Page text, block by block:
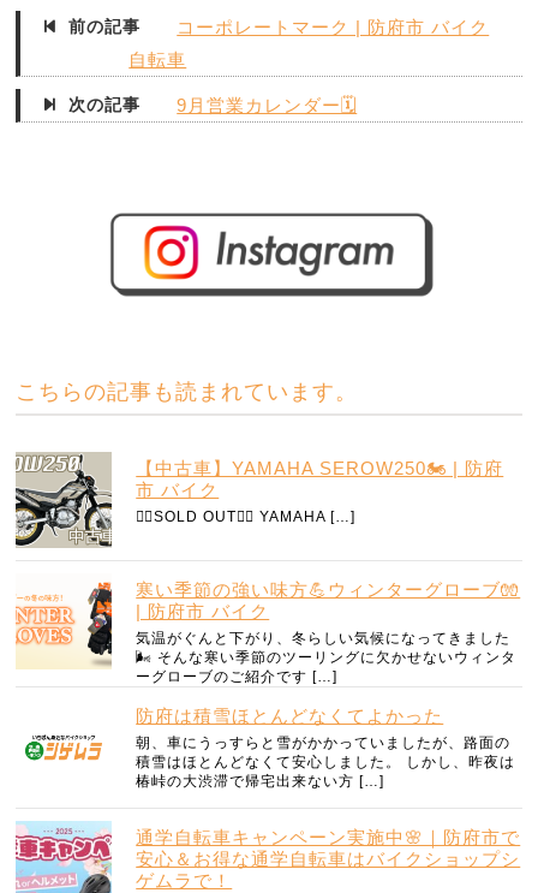
前の記事
コーポレートマーク | 防府市 バイク
自転車
次の記事 9月営業カレンダー🗓
こちらの記事も読まれています。
【中古車】YAMAHA SEROW250🏍️ | 防府
市 バイク
🙇‍♀️SOLD OUT🙇‍♀️ YAMAHA […]
寒い季節の強い味方💪ウィンターグローブ🧤
| 防府市 バイク
気温がぐんと下がり、冬らしい気候になってきました
🌬️ そんな寒い季節のツーリングに欠かせないウィンタ
ーグローブのご紹介です […]
防府は積雪ほとんどなくてよかった
朝、車にうっすらと雪がかかっていましたが、路面の
積雪はほとんどなくて安心しました。 しかし、昨夜は
椿峠の大渋滞で帰宅出来ない方 […]
通学自転車キャンペーン実施中🌸｜防府市で
安心＆お得な通学自転車はバイクショップシ
ゲムラで！